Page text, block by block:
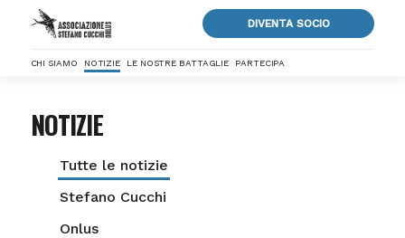
DIVENTA SOCIO
CHI SIAMO NOTIZIE LE NOSTRE BATTAGLIE PARTECIPA
NOTIZIE
Tutte le notizie
Stefano Cucchi
Onlus